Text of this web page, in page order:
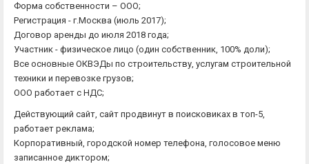
Форма собственности – ООО;
Регистрация - г.Москва (июль 2017);
Договор аренды до июля 2018 года;
Участник - физическое лицо (один собственник, 100% доли);
Все основные ОКВЭДы по строительству, услугам строительной
техники и перевозке грузов;
ООО работает с НДС;
Действующий сайт, сайт продвинут в поисковиках в топ-5,
работает реклама;
Корпоративный, городской номер телефона, голосовое меню
записанное диктором;